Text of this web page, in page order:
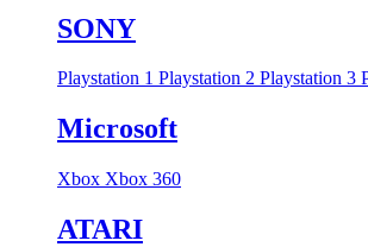
SONY
Playstation 1 Playstation 2 Playstation 3
Microsoft
Xbox Xbox 360
ATARI